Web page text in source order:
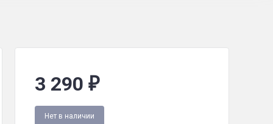
3 290 ₽
Нет в наличии